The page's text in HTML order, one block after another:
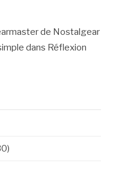
de Nostalgear
dans Réflexion